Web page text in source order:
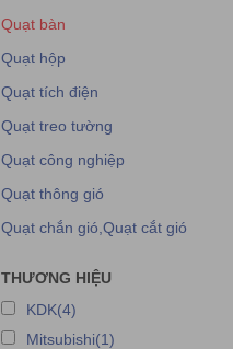
Quạt bàn
Quạt hộp
Quạt tích điện
Quạt treo tường
Quạt công nghiệp
Quạt thông gió
Quạt chắn gió,Quạt cắt gió
THƯƠNG HIỆU
KDK(4)
Mitsubishi(1)